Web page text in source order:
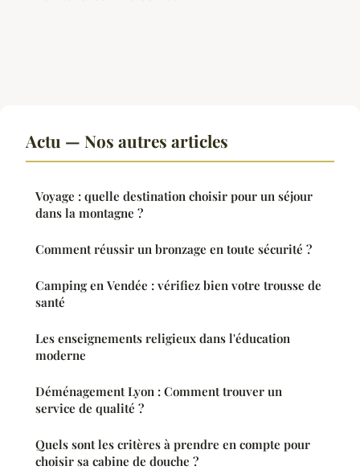
Actu — Nos autres articles
Voyage : quelle destination choisir pour un séjour
dans la montagne ?
Comment réussir un bronzage en toute sécurité ?
Camping en Vendée : vérifiez bien votre trousse de
santé
Les enseignements religieux dans l'éducation
moderne
Déménagement Lyon : Comment trouver un
service de qualité ?
Quels sont les critères à prendre en compte pour
choisir sa cabine de douche ?